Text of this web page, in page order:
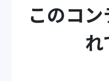
このコ